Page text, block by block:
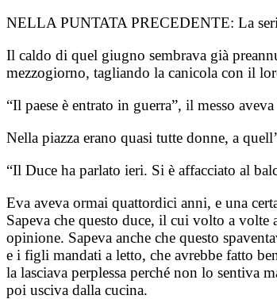
NELLA PUNTATA PRECEDENTE: La
Il caldo di quel giugno sembrava già
mezzogiorno, tagliando la canicola con il
“Il paese è entrato in guerra”, il messo
Nella piazza erano quasi tutte donne, a
“Il Duce ha parlato ieri. Si è affacciato al
Eva aveva ormai quattordici anni, e una
Sapeva che questo duce, il cui volto a
opinione. Sapeva anche che questo
e i figli mandati a letto, che avrebbe fatto
la lasciava perplessa perché non lo sentiva
poi usciva dalla cucina.